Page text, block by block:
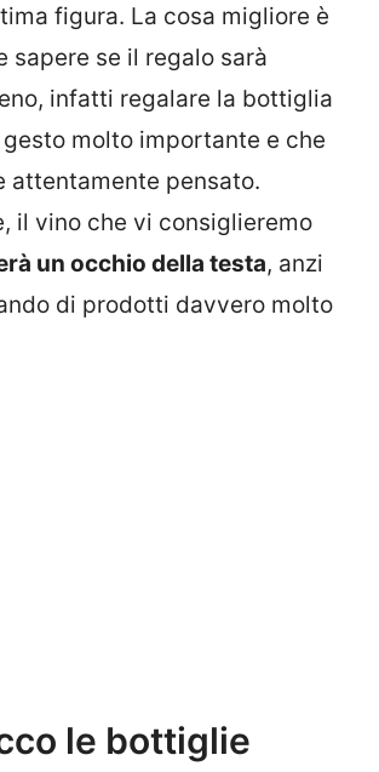
figura. La cosa migliore è
sapere se il regalo sarà
infatti regalare la bottiglia
molto importante e che
attentamente pensato.
il vino che vi consiglieremo
un occhio della testa, anzi
di prodotti davvero molto
le bottiglie